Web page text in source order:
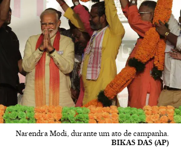
Narendra Modi, durante um ato de campanha.
BIKAS DAS (AP)